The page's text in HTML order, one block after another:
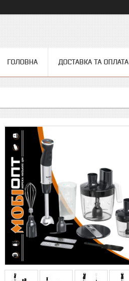
ГОЛОВНА ДОСТАВКА ТА ОПЛАТА